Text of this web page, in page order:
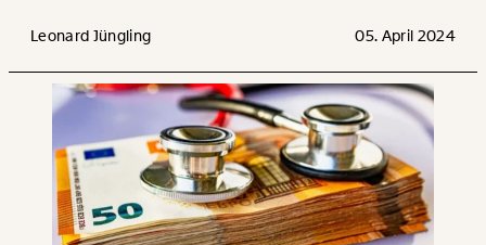
Klima
Datensätze
Paper der Woche
Projekte
Kürzungslandkarte
Erbschaftssteuer-Rechner
Leonard Jüngling 05. April 2024